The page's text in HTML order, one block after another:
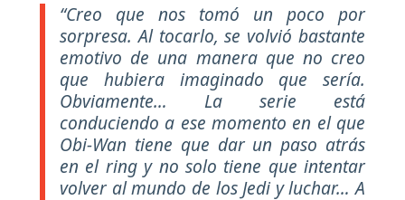
“Creo que nos tomó un poco por
sorpresa. Al tocarlo, se volvió bastante
emotivo de una manera que no creo
que hubiera imaginado que sería.
Obviamente… La serie está
conduciendo a ese momento en el que
Obi-Wan tiene que dar un paso atrás
en el ring y no solo tiene que intentar
volver al mundo de los Jedi y luchar… A